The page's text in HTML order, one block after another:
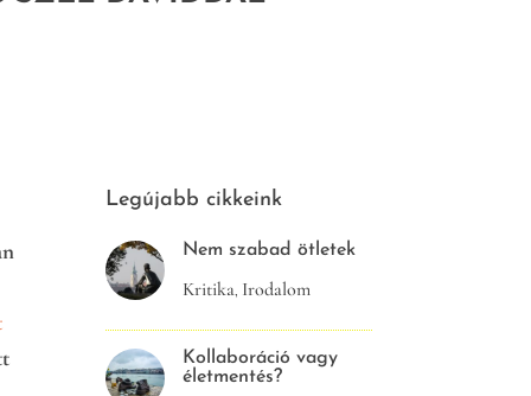
Legújabb cikkeink
Nem szabad ötletek
Kritika, Irodalom
Kollaboráció vagy
életmentés?